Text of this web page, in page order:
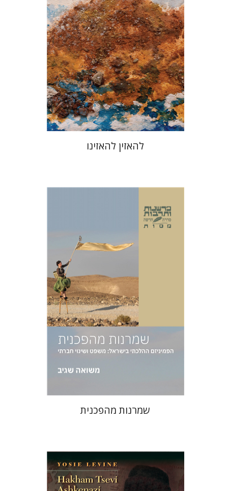
הנחת אתר ספר מודפס
$53
$48
להאזין להאזינו
הנחת אתר ספר מודפס
שמרנות מהפכנית
יוסי לוין